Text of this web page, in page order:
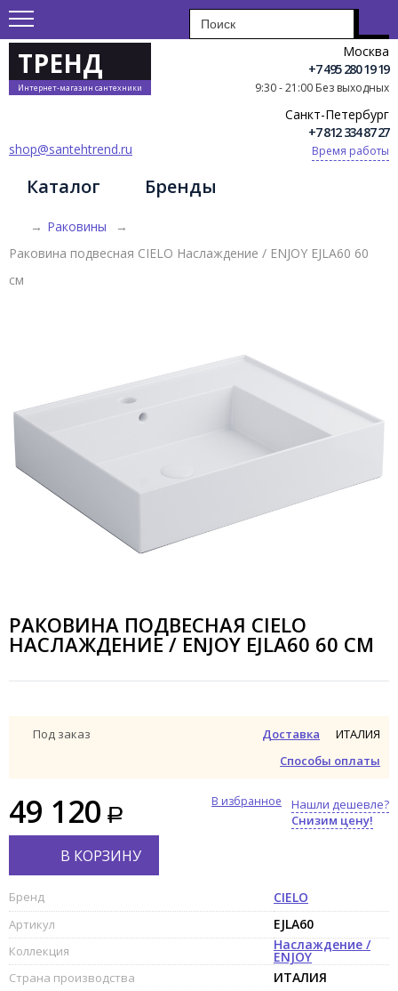
ТРЕНД
Интернет-магазин сантехники
Москва
+7 495 280 19 19
9:30 - 21:00 Без выходных
Санкт-Петербург
+7 812 334 87 27
Время работы
shop@santehtrend.ru
Каталог Бренды
→ Раковины
→
Раковина подвесная CIELO Наслаждение / ENJOY EJLA60 60
см
РАКОВИНА ПОДВЕСНАЯ CIELO
НАСЛАЖДЕНИЕ / ENJOY EJLA60 60 СМ
Под заказ
Доставка
Способы оплаты
ИТАЛИЯ
49 120
Нашли дешевле?
Снизим цену!
В избранное
В КОРЗИНУ
Бренд CIELO
Артикул EJLA60
Коллекция Наслаждение /
ENJOY
Страна производства ИТАЛИЯ